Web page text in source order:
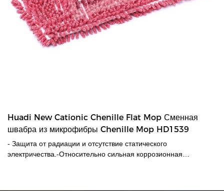
Huadi New Cationic Chenille Flat Mop Сменная
швабра из микрофибры Chenille Mop HD1539
- Защита от радиации и отсутствие статического
электричества.-Относительно сильная коррозионная